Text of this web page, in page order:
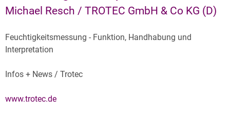
Michael Resch / TROTEC GmbH & Co KG (D)
Feuchtigkeitsmessung - Funktion, Handhabung und
Interpretation
Infos + News / Trotec
www.trotec.de